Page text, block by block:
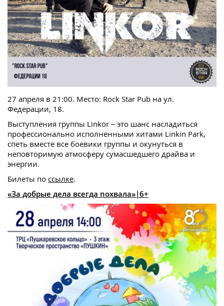
27 апреля в 21:00. Место: Rock Star Pub на ул.
Федерации, 18.
Выступления группы Linkor – это шанс насладиться
профессионально исполненными хитами Linkin Park,
спеть вместе все боевики группы и окунуться в
неповторимую атмосферу сумасшедшего драйва и
энергии.
Билеты по ссылке.
«За добрые дела всегда похвала»|6+